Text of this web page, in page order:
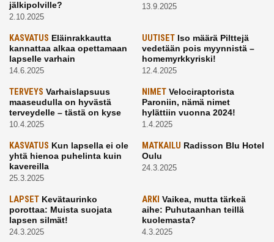
jälkipolville?
2.10.2025
13.9.2025
KASVATUS Eläinrakkautta
kannattaa alkaa opettamaan
lapselle varhain
14.6.2025
UUTISETIso määrä Pilttejä
vedetään pois myynnistä –
homemyrkkyriski!
12.4.2025
TERVEYS Varhaislapsuus
maaseudulla on hyvästä
terveydelle – tästä on kyse
10.4.2025
NIMETVelociraptorista
Paroniin, nämä nimet
hylättiin vuonna 2024!
1.4.2025
KASVATUS Kun lapsella ei ole
yhtä hienoa puhelinta kuin
kavereilla
25.3.2025
MATKAILU Radisson Blu Hotel
Oulu
24.3.2025
LAPSET Kevätaurinko
porottaa: Muista suojata
lapsen silmät!
24.3.2025
ARKI Vaikea, mutta tärkeä
aihe: Puhutaanhan teillä
kuolemasta?
4.3.2025